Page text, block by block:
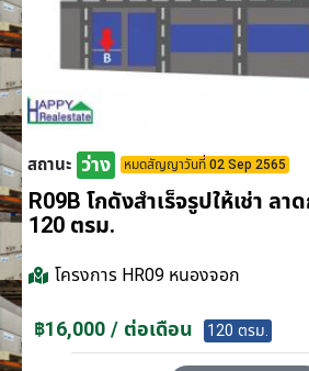
สถานะ ว่าง หมดสัญญาวันที่ 02 Sep 2565
R09B โกดังสำเร็จรูปให้เช่า ลา
120 ตรม.
โครงการ HR09 หนองจอก
฿16,000 / ต่อเดือน 120 ตรม.